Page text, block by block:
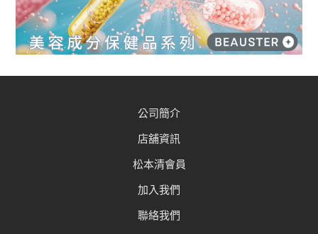
公司簡介
店舖資訊
松本清會員
加入我們
聯絡我們